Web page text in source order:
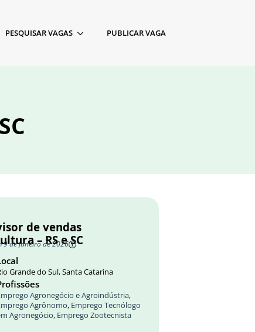
PESQUISAR VAGAS PUBLICAR VAGA
de vendas
– RS e SC
9 de janeiro de 2026
Grande do Sul, Santa Catarina
Agronegócio e Agroindústria,
Agrônomo, Emprego Tecnólogo
Agronegócio, Emprego Zootecnista